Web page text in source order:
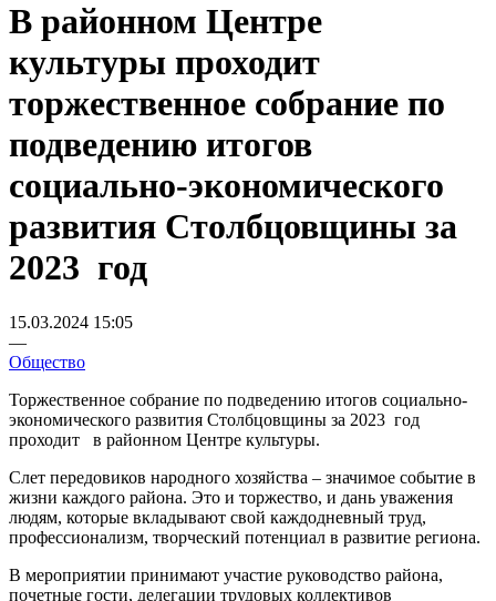
В районном Центре
культуры проходит
торжественное собрание по
подведению итогов
социально-экономического
развития Столбцовщины за
2023 год
15.03.2024 15:05
—
Общество
Торжественное собрание по подведению итогов социально-
экономического развития Столбцовщины за 2023 год
проходит в районном Центре культуры.
Слет передовиков народного хозяйства – значимое событие в
жизни каждого района. Это и торжество, и дань уважения
людям, которые вкладывают свой каждодневный труд,
профессионализм, творческий потенциал в развитие региона.
В мероприятии принимают участие руководство района,
почетные гости, делегации трудовых коллективов